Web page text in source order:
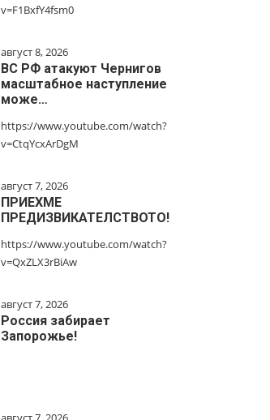
v=F1BxfY4fsm0
август 8, 2026
ВС РФ атакуют Чернигов
масштабное наступление
може…
https://www.youtube.com/watch?
v=CtqYcxArDgM
август 7, 2026
ПРИЕХМЕ
ПРЕДИЗВИКАТЕЛСТВОТО!
https://www.youtube.com/watch?
v=QxZLX3rBiAw
август 7, 2026
Россия забирает
Запорожье!